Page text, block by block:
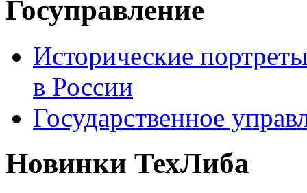
Госуправление
Исторические
в России
Государственное
Новинки ТехЛиба